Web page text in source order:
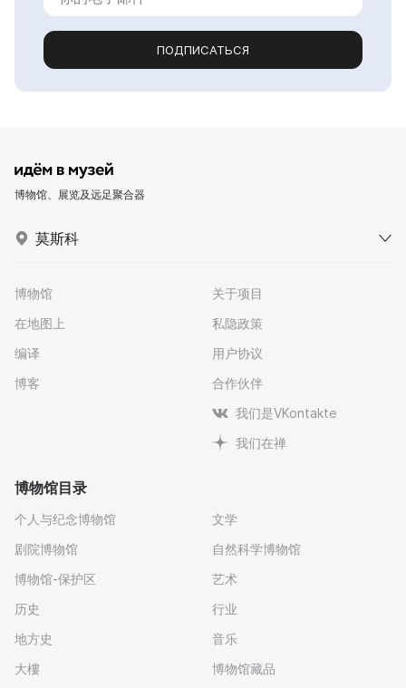
ПОДПИСАТЬСЯ
博物馆、展览及远足聚合器
莫斯科
博物馆
在地图上
编译
博客
关于项目
私隐政策
用户协议
合作伙伴
我们是VKontakte
我们在禅
博物馆目录
个人与纪念博物馆
剧院博物馆
博物馆-保护区
历史
地方史
大樓
文学
自然科学博物馆
艺术
行业
音乐
博物馆藏品